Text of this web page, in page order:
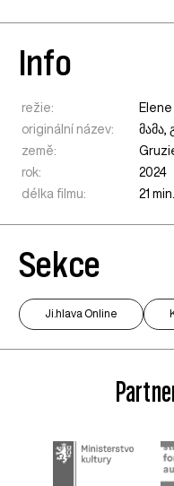
Info
režie:
originální název:
მამა,
země:
rok:
2024
délka filmu:
21 min.
Sekce
Ji.hlava Online